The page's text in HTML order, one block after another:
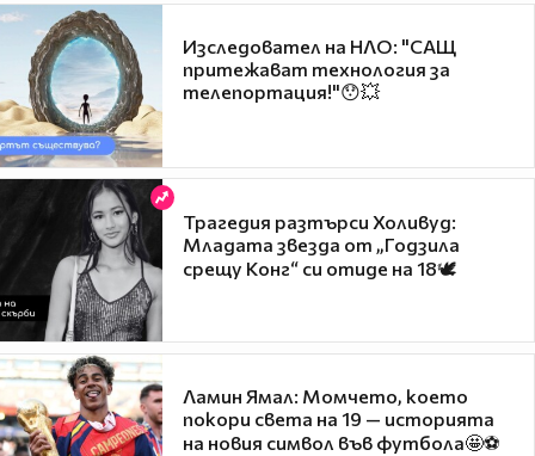
Изследовател на НЛО: "САЩ
притежават технология за
телепортация!"😯💥
Трагедия разтърси Холивуд:
Младата звезда от „Годзила
срещу Конг“ си отиде на 18🕊️
Ламин Ямал: Момчето, което
покори света на 19 — историята
на новия символ във футбола🤩⚽